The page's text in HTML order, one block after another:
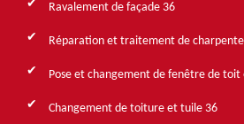
Ravalement de façade 36
Réparation et traitement de
Pose et changement de fenêtre de toit
Changement de toiture et tuile 36